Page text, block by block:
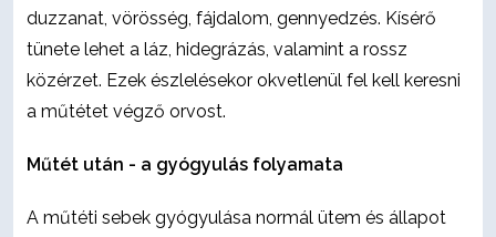
duzzanat, vörösség, fájdalom, gennyedzés. Kísérő
tünete lehet a láz, hidegrázás, valamint a rossz
közérzet. Ezek észlelésekor okvetlenül fel kell keresni
a műtétet végző orvost.
Műtét után - a gyógyulás folyamata
A műtéti sebek gyógyulása normál ütem és állapot